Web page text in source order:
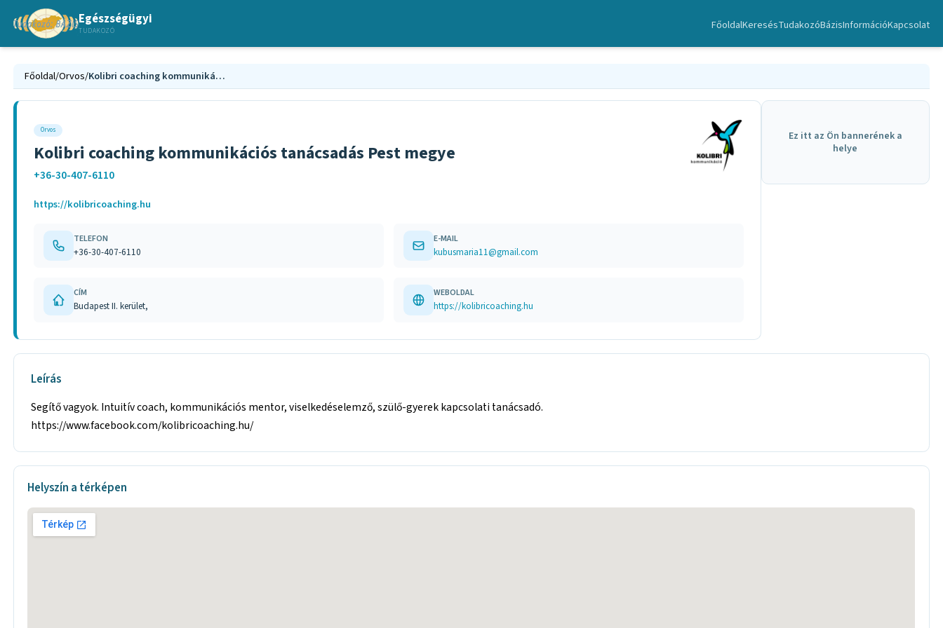
Egészségügyi
TUDAKOZÓ FőoldalKeresésTudakozóBázisInformációKapcsolat
Főoldal/Orvos/ Kolibri coaching kommunikációs tanácsadás Pest megye
Orvos
Kolibri coaching kommunikációs tanácsadás Pest megye
+36-30-407-6110
https://kolibricoaching.hu
TELEFON
+36-30-407-6110
E-MAIL
kubusmaria11@gmail.com
CÍM
Budapest II. kerület,
WEBOLDAL
https://kolibricoaching.hu
Ez itt az Ön bannerének a
helye
Leírás
Segítő vagyok. Intuitív coach, kommunikációs mentor, viselkedéselemző, szülő-gyerek kapcsolati tanácsadó.
https://www.facebook.com/kolibricoaching.hu/
Helyszín a térképen